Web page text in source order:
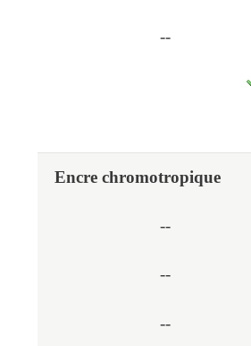
--
Encre chromotropique
--
--
--